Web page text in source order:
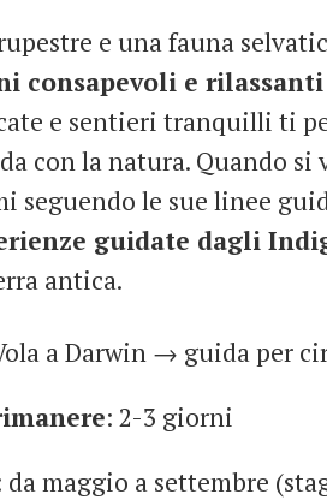
e una fauna
consapevoli e rilassanti
e sentieri tranquilli ti
con la natura. Quando si
seguendo le sue linee
guidate dagli
antica.
a Darwin → guida per
: 2-3 giorni
da maggio a settembre